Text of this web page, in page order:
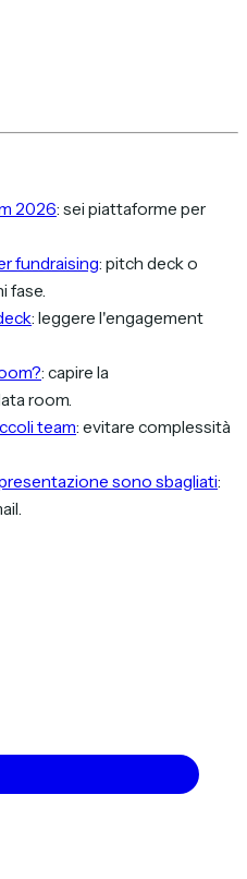
2026: sei piattaforme per
fundraising: pitch deck o
fase.
: leggere l'engagement
: capire la
room.
team: evitare complessità
sono sbagliati: